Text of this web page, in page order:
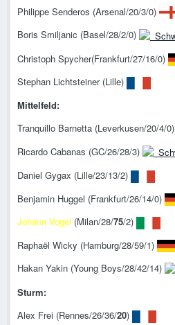
Philippe Senderos (Arsenal/20/3/0)
Boris Smiljanic (Basel/28/2/0)
Christoph Spycher(Frankfurt/27/16/0)
Stephan Lichtsteiner (Lille)
Mittelfeld:
Tranquillo Barnetta (Leverkusen/20/4/0)
Ricardo Cabanas (GC/26/28/3)
Daniel Gygax (Lille/23/13/2)
Benjamin Huggel (Frankfurt/26/14/0)
Johann Vogel (Milan/28/75/2)
Raphaël Wicky (Hamburg/28/59/1)
Hakan Yakin (Young Boys/28/42/14)
Sturm:
Alex Frei (Rennes/26/36/20)